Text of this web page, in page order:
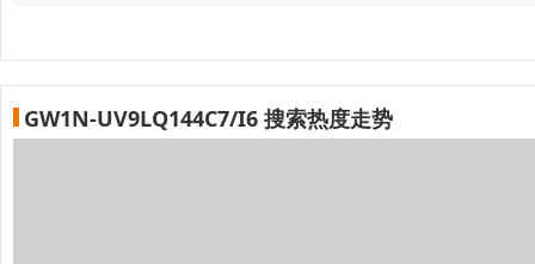
GW1N-UV9LQ144C7/I6 搜索热度走势